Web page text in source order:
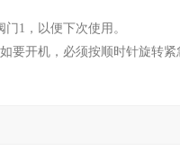
1，以便下次使用。
开机，必须按顺时针旋转紧